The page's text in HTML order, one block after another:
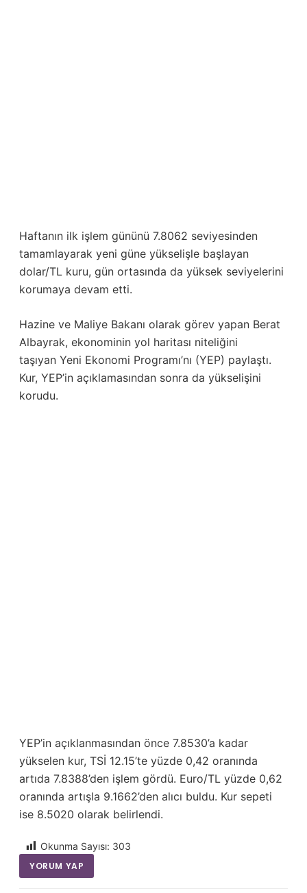
Haftanın ilk işlem gününü 7.8062 seviyesinden
tamamlayarak yeni güne yükselişle başlayan
dolar/TL kuru, gün ortasında da yüksek seviyelerini
korumaya devam etti.
Hazine ve Maliye Bakanı olarak görev yapan Berat
Albayrak, ekonominin yol haritası niteliğini
taşıyan Yeni Ekonomi Programı’nı (YEP) paylaştı.
Kur, YEP’in açıklamasından sonra da yükselişini
korudu.
YEP’in açıklanmasından önce 7.8530’a kadar
yükselen kur, TSİ 12.15’te yüzde 0,42 oranında
artıda 7.8388’den işlem gördü. Euro/TL yüzde 0,62
oranında artışla 9.1662’den alıcı buldu. Kur sepeti
ise 8.5020 olarak belirlendi.
Okunma Sayısı: 303
YORUM YAP